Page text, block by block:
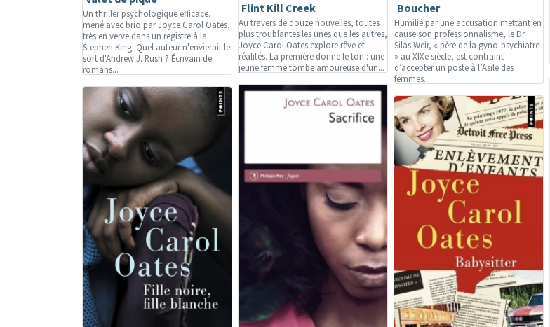
Un thriller psychologique efficace,
mené avec brio par Joyce Carol Oates,
très en verve dans un registre à la
Stephen King. Quel auteur n'envierait le
sort d'Andrew J. Rush ? Écrivain de
romans...
Flint Kill Creek
Au travers de douze nouvelles, toutes
plus troublantes les unes que les autres,
Joyce Carol Oates explore rêve et
réalités. La première donne le ton : une
jeune femme tombe amoureuse d'un...
Boucher
Humilié par une accusation mettant en
cause son professionnalisme, le Dr
Silas Weir, « père de la gyno-psychiatre
» au XIXe siècle, est contraint
d’accepter un poste à l’Asile des
femmes...